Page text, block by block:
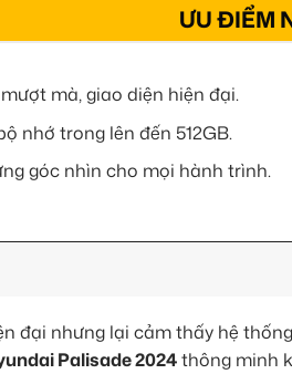
ƯU ĐIỂM
mà, giao diện hiện đại.
nhớ trong lên đến 512GB.
góc nhìn cho mọi hành trình.
đại nhưng lại cảm thấy hệ
Palisade 2024thông minh